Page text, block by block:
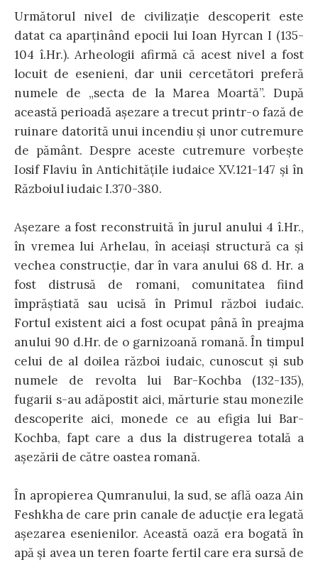
Următorul nivel de civilizaţie descoperit este
datat ca aparţinând epocii lui Ioan Hyrcan I (135-
104 î.Hr.). Arheologii afirmă că acest nivel a fost
locuit de esenieni, dar unii cercetători preferă
numele de „secta de la Marea Moartă”. După
această perioadă aşezare a trecut printr-o fază de
ruinare datorită unui incendiu şi unor cutremure
de pământ. Despre aceste cutremure vorbeşte
Iosif Flaviu în Antichităţile iudaice XV.121-147 şi în
Războiul iudaic I.370-380.
Aşezare a fost reconstruită în jurul anului 4 î.Hr.,
în vremea lui Arhelau, în aceiaşi structură ca şi
vechea construcţie, dar în vara anului 68 d. Hr. a
fost distrusă de romani, comunitatea fiind
împrăştiată sau ucisă în Primul război iudaic.
Fortul existent aici a fost ocupat până în preajma
anului 90 d.Hr. de o garnizoană romană. În timpul
celui de al doilea război iudaic, cunoscut şi sub
numele de revolta lui Bar-Kochba (132-135),
fugarii s-au adăpostit aici, mărturie stau monezile
descoperite aici, monede ce au efigia lui Bar-
Kochba, fapt care a dus la distrugerea totală a
aşezării de către oastea romană.
În apropierea Qumranului, la sud, se află oaza Ain
Feshkha de care prin canale de aducţie era legată
aşezarea esenienilor. Această oază era bogată în
apă şi avea un teren foarte fertil care era sursă de